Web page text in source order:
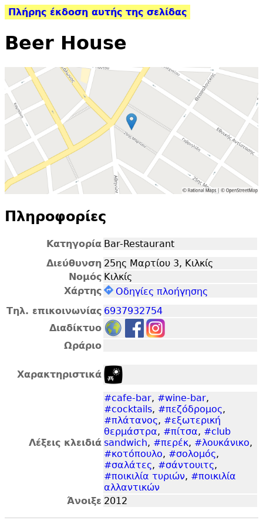
Πλήρης έκδοση αυτής της σελίδας
Beer House
Πληροφορίες
Κατηγορία Bar-Restaurant
Διεύθυνση 25ης Μαρτίου 3, Κιλκίς
Νομός Κιλκίς
Χάρτης
Οδηγίες πλοήγησης
Τηλ. επικοινωνίας 6937932754
Διαδίκτυο
Ωράριο
Χαρακτηριστικά
Λέξεις κλειδιά
#cafe-bar, #wine-bar,
#cocktails, #πεζόδρομος,
#πλάτανος, #εξωτερική
θερμάστρα, #πίτσα, #club
sandwich, #περέκ, #λουκάνικο,
#κοτόπουλο, #σολομός,
#σαλάτες, #σάντουιτς,
#ποικιλία τυριών, #ποικιλία
αλλαντικών
Άνοιξε 2012